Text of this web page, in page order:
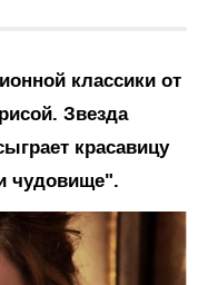
классики от
Звезда
красавицу
чудовище".